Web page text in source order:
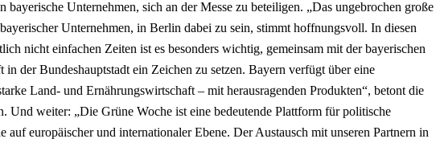
bayerische Unternehmen, sich an der Messe zu beteiligen. „Das ungebrochen große
Unternehmen, in Berlin dabei zu sein, stimmt hoffnungsvoll. In diesen
nicht einfachen Zeiten ist es besonders wichtig, gemeinsam mit der bayerischen
in der Bundeshauptstadt ein Zeichen zu setzen. Bayern verfügt über eine
Land- und Ernährungswirtschaft – mit herausragenden Produkten“, betont die
Und weiter: „Die Grüne Woche ist eine bedeutende Plattform für politische
auf europäischer und internationaler Ebene. Der Austausch mit unseren Partnern in